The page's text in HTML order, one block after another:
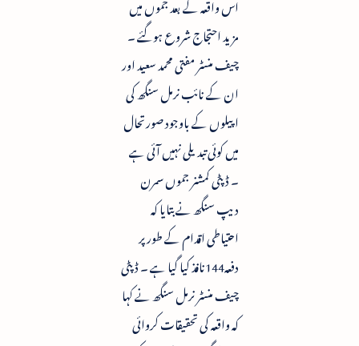
مزید احتجاج شروع ہوگئے ۔
چیف منسٹر مفتی محمد سعید اور
ان کے نائب نرمل سنگھ کی
اپیلوں کے باوجود صورتحال
میں کوئی تبدیلی نہیں آئی ہے
۔ ڈپٹی کمشنر جموں سمرن
دیپ سنگھ نے بتایا کہ
احتیاطی اقدام کے طور پر
دفعہ144نافذ کیا گیا ہے ۔ ڈپٹی
چیف منسٹر نرمل سنگھ نے کہا
کہ واقعہ کی تحقیقات کروائی